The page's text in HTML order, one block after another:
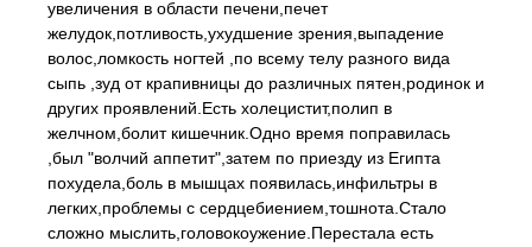
увеличения в области печени,печет
желудок,потливость,ухудшение зрения,выпадение
волос,ломкость ногтей ,по всему телу разного вида
сыпь ,зуд от крапивницы до различных пятен,родинок и
других проявлений.Есть холецистит,полип в
желчном,болит кишечник.Одно время поправилась
,был "волчий аппетит",затем по приезду из Египта
похудела,боль в мышцах появилась,инфильтры в
легких,проблемы с сердцебиением,тошнота.Стало
сложно мыслить,головокоужение.Перестала есть